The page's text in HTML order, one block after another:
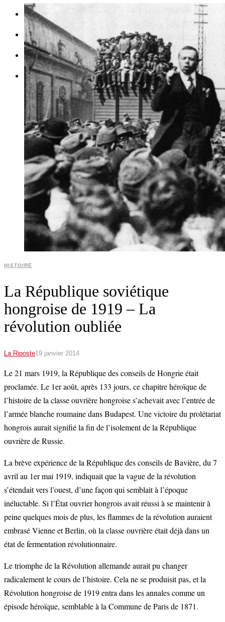
HISTOIRE
THÉORIE
CULTURE
MULTIMÉDIAS
HISTOIRE
La République soviétique
hongroise de 1919 – La
révolution oubliée
La Riposte19 janvier 2014
Le 21 mars 1919, la République des conseils de Hongrie était
proclamée. Le 1er août, après 133 jours, ce chapitre héroïque de
l’histoire de la classe ouvrière hongroise s’achevait avec l’entrée de
l’armée blanche roumaine dans Budapest. Une victoire du prolétariat
hongrois aurait signifié la fin de l’isolement de la République
ouvrière de Russie.
La brève expérience de la République des conseils de Bavière, du 7
avril au 1er mai 1919, indiquait que la vague de la révolution
s’étendait vers l’ouest, d’une façon qui semblait à l’époque
inéluctable. Si l’État ouvrier hongrois avait réussi à se maintenir à
peine quelques mois de plus, les flammes de la révolution auraient
embrasé Vienne et Berlin, où la classe ouvrière était déjà dans un
état de fermentation révolutionnaire.
Le triomphe de la Révolution allemande aurait pu changer
radicalement le cours de l’histoire. Cela ne se produisit pas, et la
Révolution hongroise de 1919 entra dans les annales comme un
épisode héroïque, semblable à la Commune de Paris de 1871.